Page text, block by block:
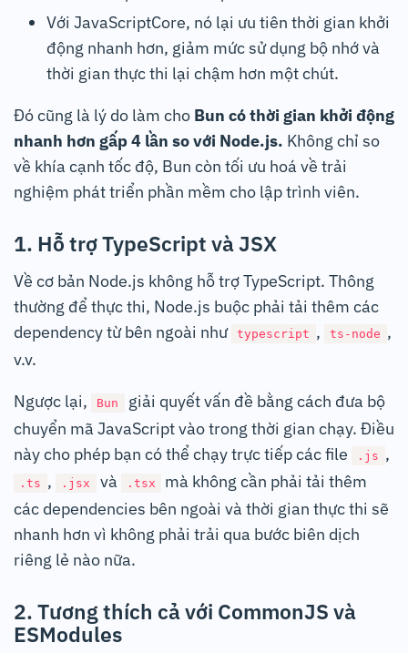
Với JavaScriptCore, nó lại ưu tiên thời gian khởi
động nhanh hơn, giảm mức sử dụng bộ nhớ và
thời gian thực thi lại chậm hơn một chút.
Đó cũng là lý do làm cho Bun có thời gian khởi động
nhanh hơn gấp 4 lần so với Node.js. Không chỉ so
về khía cạnh tốc độ, Bun còn tối ưu hoá về trải
nghiệm phát triển phần mềm cho lập trình viên.
1. Hỗ trợ TypeScript và JSX
Về cơ bản Node.js không hỗ trợ TypeScript. Thông
thường để thực thi, Node.js buộc phải tải thêm các
dependency từ bên ngoài như
typescript , ts-node ,
v.v.
Ngược lại,
Bun
giải quyết vấn đề bằng cách đưa bộ
chuyển mã JavaScript vào trong thời gian chạy. Điều
này cho phép bạn có thể chạy trực tiếp các file
.js ,
.ts , .jsx và .tsx
mà không cần phải tải thêm
các dependencies bên ngoài và thời gian thực thi sẽ
nhanh hơn vì không phải trải qua bước biên dịch
riêng lẻ nào nữa.
2. Tương thích cả với CommonJS và
ESModules